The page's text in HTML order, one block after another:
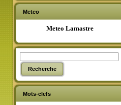
Meteo
Meteo Lamastre
Mots-clefs